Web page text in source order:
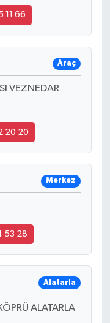
11 66
Araç
VEZNEDAR
20 20
Merkez
53 28
Alatarla
ALATARLA